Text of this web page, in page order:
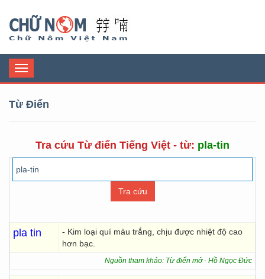
Toggle
navigation
Từ Điển
Tra cứu Từ điển Tiếng Việt - từ: pla-tin
pla tin
- Kim loại quí màu trắng, chịu được nhiệt độ cao
hơn bạc.
Nguồn tham khảo: Từ điển mở - Hồ Ngọc Đức